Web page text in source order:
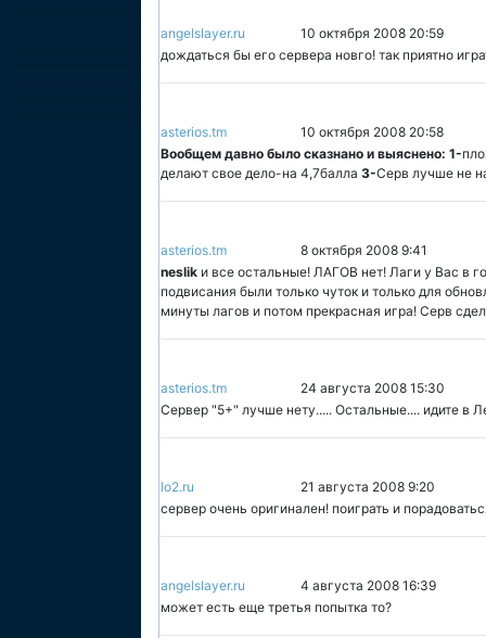
angelslayer.ru
10 октября 2008 20:59
дождаться бы его сервера новго! так приятно
asterios.tm
10 октября 2008 20:58
Вообщем давно было сказнано и выяснено: 1-
делают свое дело-на 4,7балла 3-Серв лучше не
asterios.tm
8 октября 2008 9:41
neslik и все остальные! ЛАГОВ нет! Лаги у Вас в
подвисания были только чуток и только для
минуты лагов и потом прекрасная игра! Серв
asterios.tm
24 августа 2008 15:30
Сервер "5+" лучше нету..... Остальные.... идите в
lo2.ru
21 августа 2008 9:20
сервер очень оригинален! поиграть и
angelslayer.ru
4 августа 2008 16:39
может есть еще третья попытка то?